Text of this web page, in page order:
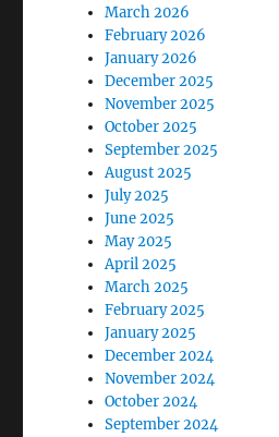
March 2026
February 2026
January 2026
December 2025
November 2025
October 2025
September 2025
August 2025
July 2025
June 2025
May 2025
April 2025
March 2025
February 2025
January 2025
December 2024
November 2024
October 2024
September 2024